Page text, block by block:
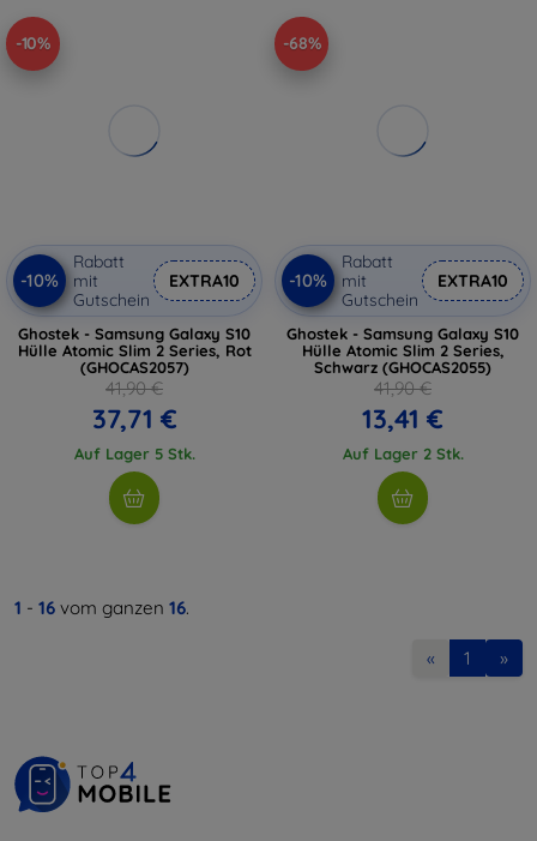
-10%
-10%
Rabatt
mit
Gutschein
EXTRA10
Ghostek - Samsung Galaxy S10
Hülle Atomic Slim 2 Series, Rot
(GHOCAS2057)
41,90 €
37,71 €
Auf Lager 5 Stk.
-68%
-10%
Rabatt
mit
Gutschein
EXTRA10
Ghostek - Samsung Galaxy S10
Hülle Atomic Slim 2 Series,
Schwarz (GHOCAS2055)
41,90 €
13,41 €
Auf Lager 2 Stk.
1 - 16 vom ganzen 16.
« 1 »